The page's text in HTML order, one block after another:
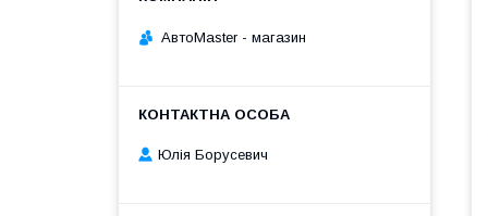
АвтоMaster - магазин
Юлія Борусевич